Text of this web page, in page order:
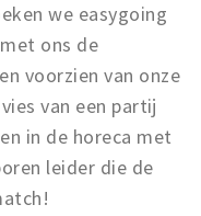
we easygoing
ons de
voorzien van onze
van een partij
in de horeca met
leider die de